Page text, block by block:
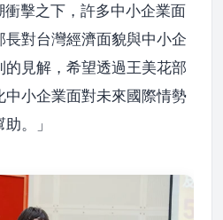
擊之下，許多中小企業面
對台灣經濟面貌與中小企
見解，希望透過王美花部
小企業面對未來國際情勢
。」